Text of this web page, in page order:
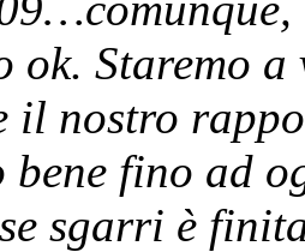
ok. Staremo
il nostro
fino ad
sgarri è